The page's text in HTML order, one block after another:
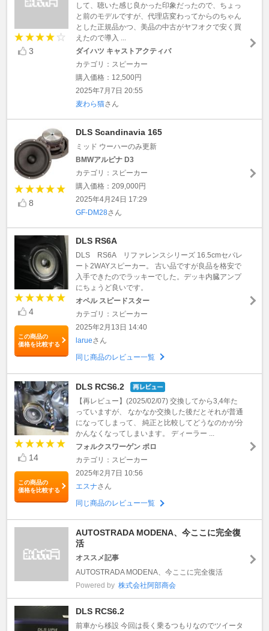
3
して、聴いた感じ良かった印象だったので、ちょっ
と前のモデルですが、代理店変わってからのちゃん
とした正規品かつ、美品の中古がヤフオクで安く買
えたので導入 ...
ダイハツ キャストアクティバ
カテゴリ：スピーカー
購入価格：12,500円
2025年7月7日 20:55
麦わら猫さん
8
DLS Scandinavia 165
ミッド ウーハーのみ更新
BMWアルピナ D3
カテゴリ：スピーカー
購入価格：209,000円
2025年4月24日 17:29
GF-DM28さん
4
この商品の
価格を比較する
DLS RS6A
DLS RS6A リファレンスシリーズ 16.5cmセパレ
ート2WAYスピーカー。 古い品ですが良品を格安で
入手できたのでラッキーでした。デッキ内臓アンプ
にちょうど良いです。
オペル スピードスター
カテゴリ：スピーカー
2025年2月13日 14:40
larueさん
同じ商品のレビュー一覧
14
この商品の
価格を比較する
DLS RCS6.2
【再レビュー】(2025/02/07) 交換してから3,4年た
っていますが、 なかなか交換した後だとそれが普通
になってしまって、 純正と比較してどうなのかが分
かんなくなってしまいます。 ディーラー ...
フォルクスワーゲン ポロ
カテゴリ：スピーカー
2025年2月7日 10:56
エスナさん
同じ商品のレビュー一覧
AUTOSTRADA MODENA、今ここに完全復
活
オススメ記事
AUTOSTRADA MODENA、今ここに完全復活
Powered by 株式会社阿部商会
DLS RCS6.2
前車から移設 今回は長く乗るつもりなのでツイータ